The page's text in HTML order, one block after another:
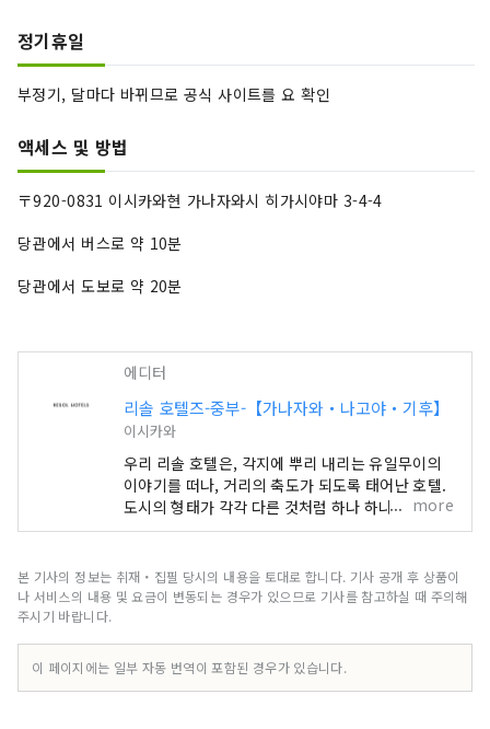
정기휴일
부정기, 달마다 바뀌므로 공식 사이트를 요 확인
액세스 및 방법
〒920-0831 이시카와현 가나자와시 히가시야마 3-4-4
당관에서 버스로 약 10분
당관에서 도보로 약 20분
에디터
리솔 호텔즈-중부-【가나자와・나고야・기후】
이시카와
우리 리솔 호텔은, 각지에 뿌리 내리는 유일무이의
이야기를 떠나, 거리의 축도가 되도록 태어난 호텔.
도시의 형태가 각각 다른 것처럼 하나 하나 다른 얼
굴로 방문하는 사람들을 맞이합니다. "호텔 리솔 트
시간을～ 카가 백만석이라고도 불리는 호쿠리쿠 최
대의 도시 가나자와. 1546년, 일향종도에 의해 건립
등의 전통문화가 발전. 호텔 리솔 트리니티 가나자
와는, 이러한 가나자와만이 가지는 독자적인 매력을
more
본 기사의 정보는 취재・집필 당시의 내용을 토대로 합니다. 기사 공개 후 상품이
나 서비스의 내용 및 요금이 변동되는 경우가 있으므로 기사를 참고하실 때 주의해
주시기 바랍니다.
이 페이지에는 일부 자동 번역이 포함된 경우가 있습니다.